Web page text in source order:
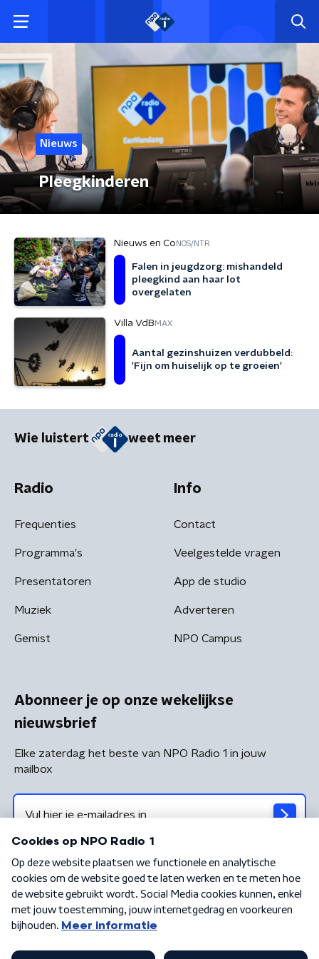
Nieuws
Pleegkinderen
Nieuws en Co NOS/NTR
Falen in jeugdzorg: mishandeld
pleegkind aan haar lot
overgelaten
Villa VdB MAX
Aantal gezinshuizen verdubbeld:
'Fijn om huiselijk op te groeien'
Wie luistert weet meer
Radio
Frequenties
Programma's
Presentatoren
Muziek
Gemist
Info
Contact
Veelgestelde vragen
App de studio
Adverteren
NPO Campus
Abonneer je op onze wekelijkse
nieuwsbrief
Elke zaterdag het beste van NPO Radio 1 in jouw
mailbox
Algemene voorwaarden